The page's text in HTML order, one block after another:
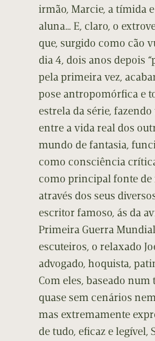
irmão, Marcie, a tímida
aluna… E, claro, o
que, surgido como cão
dia 4, dois anos depois
pela primeira vez,
pose antropomórfica e
estrela da série,
entre a vida real dos
mundo de fantasia,
como consciência
como principal fonte de
através dos seus
escritor famoso, ás da
Primeira Guerra
escuteiros, o relaxado
advogado, hoquista,
Com eles, baseado
quase sem cenários
mas extremamente
de tudo, eficaz e legível,